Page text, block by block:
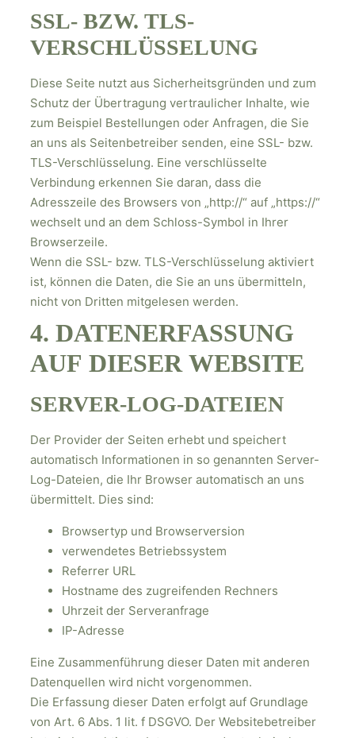
SSL- BZW. TLS-
VERSCHLÜSSELUNG
Diese Seite nutzt aus Sicherheitsgründen und zum
Schutz der Übertragung vertraulicher Inhalte, wie
zum Beispiel Bestellungen oder Anfragen, die Sie
an uns als Seitenbetreiber senden, eine SSL- bzw.
TLS-Verschlüsselung. Eine verschlüsselte
Verbindung erkennen Sie daran, dass die
Adresszeile des Browsers von „http://“ auf „https://“
wechselt und an dem Schloss-Symbol in Ihrer
Browserzeile.
Wenn die SSL- bzw. TLS-Verschlüsselung aktiviert
ist, können die Daten, die Sie an uns übermitteln,
nicht von Dritten mitgelesen werden.
4. DATENERFASSUNG
AUF DIESER WEBSITE
SERVER-LOG-DATEIEN
Der Provider der Seiten erhebt und speichert
automatisch Informationen in so genannten Server-
Log-Dateien, die Ihr Browser automatisch an uns
übermittelt. Dies sind:
Browsertyp und Browserversion
verwendetes Betriebssystem
Referrer URL
Hostname des zugreifenden Rechners
Uhrzeit der Serveranfrage
IP-Adresse
Eine Zusammenführung dieser Daten mit anderen
Datenquellen wird nicht vorgenommen.
Die Erfassung dieser Daten erfolgt auf Grundlage
von Art. 6 Abs. 1 lit. f DSGVO. Der Websitebetreiber